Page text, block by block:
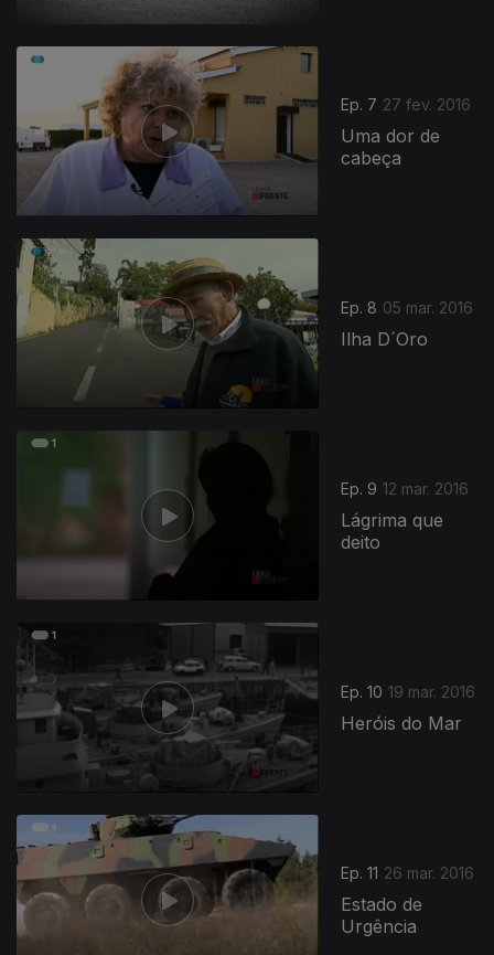
Ep. 7 27 fev. 2016
Uma dor de
cabeça
Ep. 8 05 mar. 2016
Ilha D´Oro
Ep. 9 12 mar. 2016
Lágrima que
deito
Ep. 10 19 mar. 2016
Heróis do Mar
Ep. 11 26 mar. 2016
Estado de
Urgência
229494